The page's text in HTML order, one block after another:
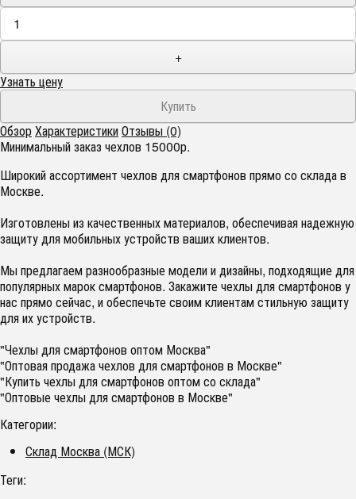
+
Узнать цену
ОбзорХарактеристикиОтзывы (0)
Минимальный заказ чехлов 15000р.
Широкий ассортимент чехлов для смартфонов прямо со склада в
Москве.
Изготовлены из качественных материалов, обеспечивая надежную
защиту для мобильных устройств ваших клиентов.
Мы предлагаем разнообразные модели и дизайны, подходящие для
популярных марок смартфонов. Закажите чехлы для смартфонов у
нас прямо сейчас, и обеспечьте своим клиентам стильную защиту
для их устройств.
"Чехлы для смартфонов оптом Москва"
"Оптовая продажа чехлов для смартфонов в Москве"
"Купить чехлы для смартфонов оптом со склада"
"Оптовые чехлы для смартфонов в Москве"
Категории:
Склад Москва (МСК)
Теги: